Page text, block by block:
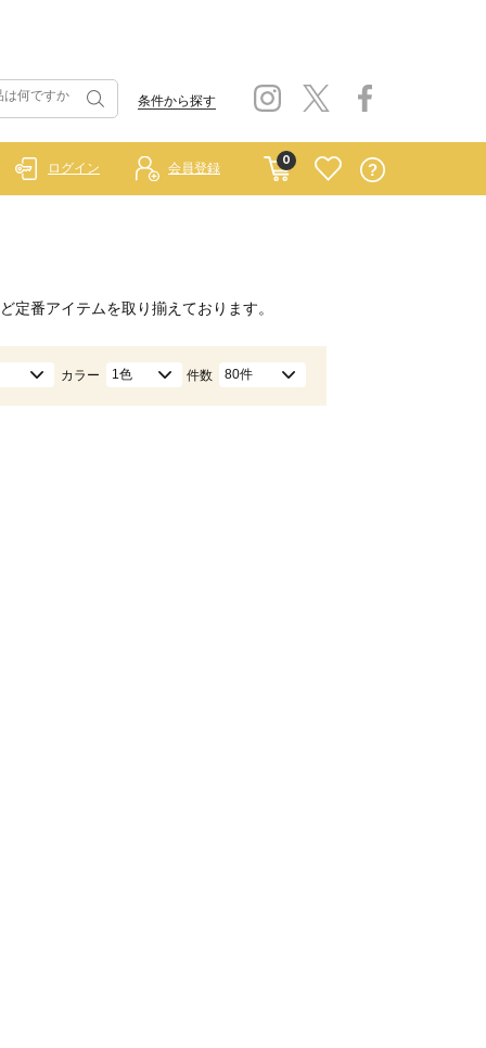
条件から探す
0
ログイン 会員登録
定番アイテムを取り揃えております。
カラー 1色 件数 80件